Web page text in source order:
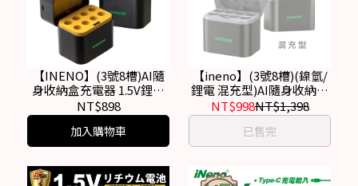
【INENO】(3號8槽)AI隨
身收納盒充電器 1.5V鋰電
池 3號/AA專用
NT$898
加入購物車
【ineno】(3號8槽)(鎳氫/
鋰電 混充型)AI隨身收納盒
充電器 1.5V鋰電池 1.2V鎳
氫電池
NT$998NT$1,398
已售完